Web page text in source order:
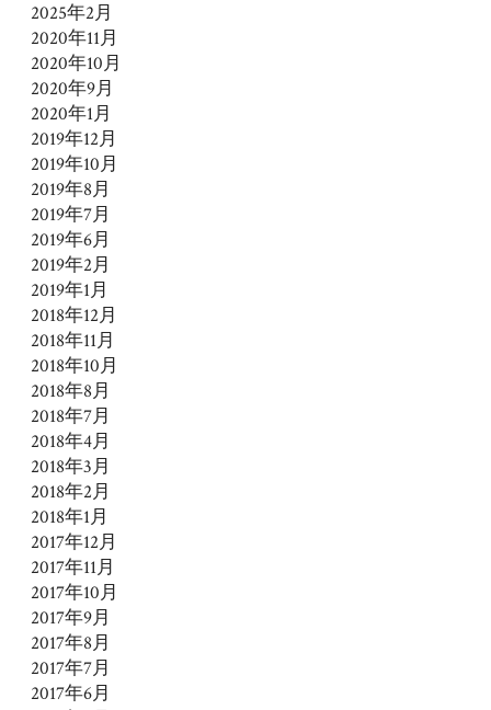
2025年2月
2020年11月
2020年10月
2020年9月
2020年1月
2019年12月
2019年10月
2019年8月
2019年7月
2019年6月
2019年2月
2019年1月
2018年12月
2018年11月
2018年10月
2018年8月
2018年7月
2018年4月
2018年3月
2018年2月
2018年1月
2017年12月
2017年11月
2017年10月
2017年9月
2017年8月
2017年7月
2017年6月